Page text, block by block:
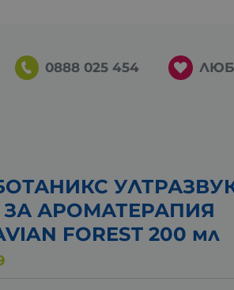
0888 025 454
АРОМАТЕРАПИЯ
FOREST 200 мл